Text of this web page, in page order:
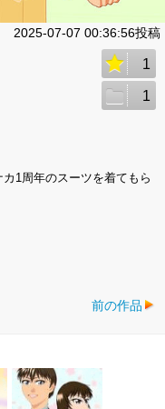
2025-07-07 00:36:56投稿
1
1
1周年のスーツを着てもら
前の作品